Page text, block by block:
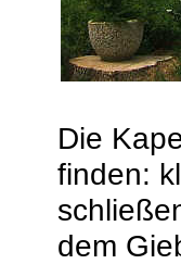
Die
finden:
dem